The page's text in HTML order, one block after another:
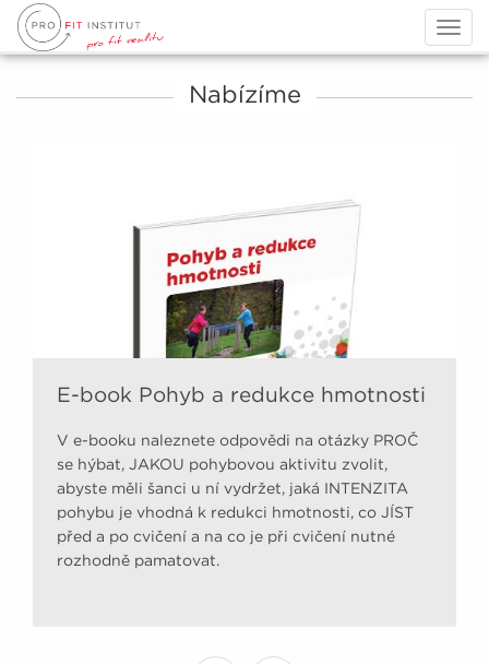
Nabízíme
E-book Pohyb a redukce hmotnosti
V e-booku naleznete odpovědi na otázky PROČ
se hýbat, JAKOU pohybovou aktivitu zvolit,
abyste měli šanci u ní vydržet, jaká INTENZITA
pohybu je vhodná k redukci hmotnosti, co JÍST
před a po cvičení a na co je při cvičení nutné
rozhodně pamatovat.